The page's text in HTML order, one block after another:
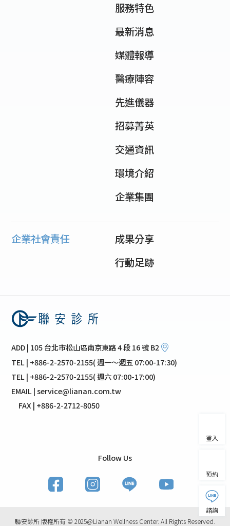
服務特色
最新消息
媒體報導
醫療陣容
先進儀器
招募菁英
交通資訊
環境介紹
企業集團
企業社會責任
成果分享
行動足跡
ADD | 105 台北市松山區南京東路 4 段 16 號 B2
TEL | +886-2-2570-2155( 週一～週五 07:00-17:30)
TEL | +886-2-2570-2155( 週六 07:00-17:00)
EMAIL | service@lianan.com.tw
FAX | +886-2-2712-8050
Follow Us
聯安診所 版權所有 © 2025@Lianan Wellness Center. All Rights Reserved.
登入
預約
諮詢